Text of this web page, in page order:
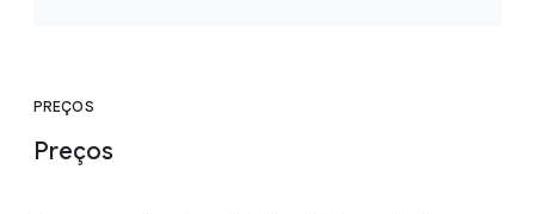
PREÇOS
Preços